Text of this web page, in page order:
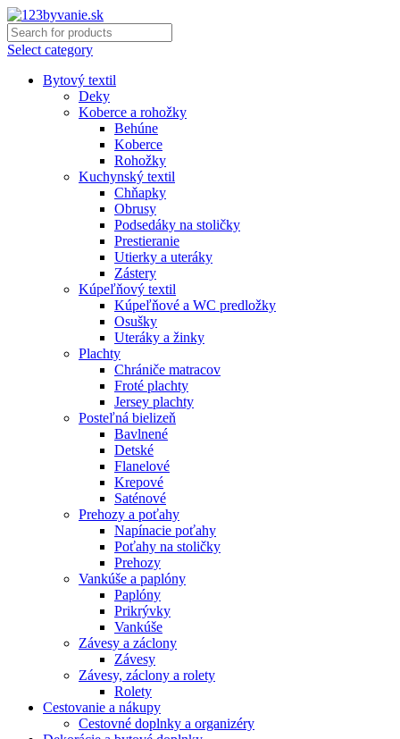
Select category
Bytový textil
Deky
Koberce a rohožky
Behúne
Koberce
Rohožky
Kuchynský textil
Chňapky
Obrusy
Podsedáky na stoličky
Prestieranie
Utierky a uteráky
Zástery
Kúpeľňový textil
Kúpeľňové a WC predložky
Osušky
Uteráky a žinky
Plachty
Chrániče matracov
Froté plachty
Jersey plachty
Posteľná bielizeň
Bavlnené
Detské
Flanelové
Krepové
Saténové
Prehozy a poťahy
Napínacie poťahy
Poťahy na stoličky
Prehozy
Vankúše a paplóny
Paplóny
Prikrývky
Vankúše
Závesy a záclony
Závesy
Závesy, záclony a rolety
Rolety
Cestovanie a nákupy
Cestovné doplnky a organizéry